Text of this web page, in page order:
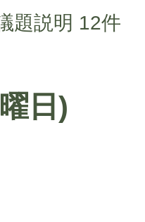
題説明 12件
日)